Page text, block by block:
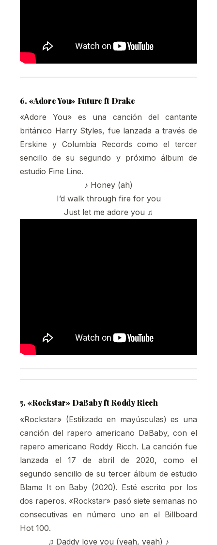
6. «Adore You» Future ft Drake
«Adore You» es una canción del cantante
británico Harry Styles, fue lanzada a través de
Erskine y Columbia Records como el tercer
sencillo de su segundo y próximo álbum de
estudio Fine Line.
♪ Honey (ah)
I’d walk through fire for you
Just let me adore you ♫
5. «Rockstar» DaBaby ft Roddy Ricch
«Rockstar» (Estilizado en mayúsculas) es una
canción del rapero americano DaBaby, con el
rapero americano Roddy Ricch. La canción fue
lanzada el 17 de abril de 2020, como el
segundo sencillo de su tercer álbum de estudio
Blame It on Baby (2020). Esté escrito por los
dos raperos. «Rockstar» pasó siete semanas no
consecutivas en número uno en el Billboard
Hot 100.
♫ Daddy love you (yeah, yeah) ♪